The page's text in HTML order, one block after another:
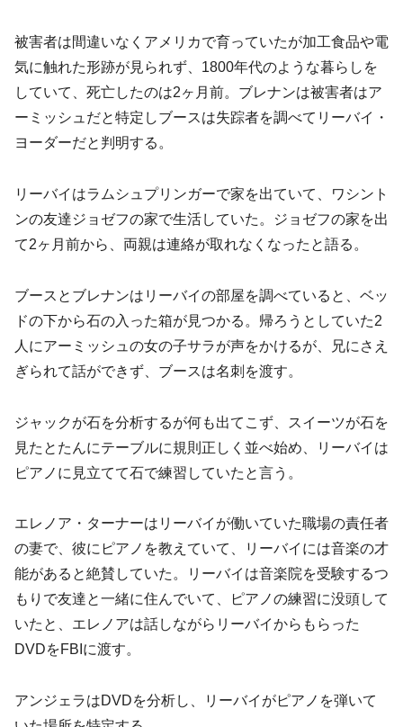
被害者は間違いなくアメリカで育っていたが加工食品や電
気に触れた形跡が見られず、1800年代のような暮らしを
していて、死亡したのは2ヶ月前。ブレナンは被害者はア
ーミッシュだと特定しブースは失踪者を調べてリーバイ・
ヨーダーだと判明する。
リーバイはラムシュプリンガーで家を出ていて、ワシント
ンの友達ジョゼフの家で生活していた。ジョゼフの家を出
て2ヶ月前から、両親は連絡が取れなくなったと語る。
ブースとブレナンはリーバイの部屋を調べていると、ベッ
ドの下から石の入った箱が見つかる。帰ろうとしていた2
人にアーミッシュの女の子サラが声をかけるが、兄にさえ
ぎられて話ができず、ブースは名刺を渡す。
ジャックが石を分析するが何も出てこず、スイーツが石を
見たとたんにテーブルに規則正しく並べ始め、リーバイは
ピアノに見立てて石で練習していたと言う。
エレノア・ターナーはリーバイが働いていた職場の責任者
の妻で、彼にピアノを教えていて、リーバイには音楽の才
能があると絶賛していた。リーバイは音楽院を受験するつ
もりで友達と一緒に住んでいて、ピアノの練習に没頭して
いたと、エレノアは話しながらリーバイからもらった
DVDをFBIに渡す。
アンジェラはDVDを分析し、リーバイがピアノを弾いて